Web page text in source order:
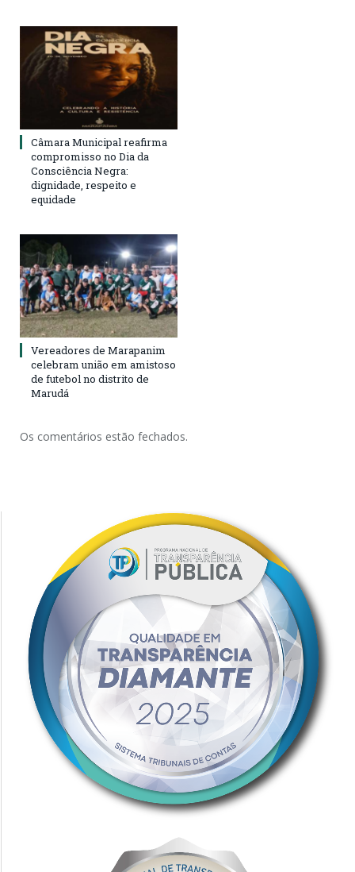
Câmara Municipal reafirma
compromisso no Dia da
Consciência Negra:
dignidade, respeito e
equidade
Vereadores de Marapanim
celebram união em amistoso
de futebol no distrito de
Marudá
Os comentários estão fechados.